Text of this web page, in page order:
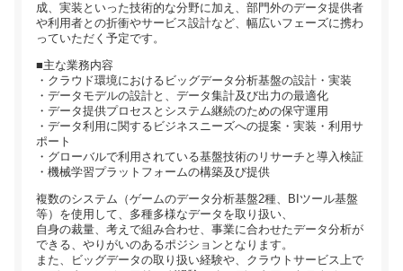
成、実装といった技術的な分野に加え、部門外のデータ提供者
や利用者との折衝やサービス設計など、幅広いフェーズに携わ
っていただく予定です。
■主な業務内容
・クラウド環境におけるビッグデータ分析基盤の設計・実装
・データモデルの設計と、データ集計及び出力の最適化
・データ提供プロセスとシステム継続のための保守運用
・データ利用に関するビジネスニーズへの提案・実装・利用サ
ポート
・グローバルで利用されている基盤技術のリサーチと導入検証
・機械学習プラットフォームの構築及び提供
複数のシステム（ゲームのデータ分析基盤2種、BIツール基盤
等）を使用して、多種多様なデータを取り扱い、
自身の裁量、考えで組み合わせ、事業に合わせたデータ分析が
できる、やりがいのあるポジションとなります。
また、ビッグデータの取り扱い経験や、クラウトサービス上で